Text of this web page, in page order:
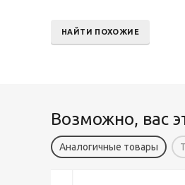
НАЙТИ ПОХОЖИЕ
Возможно, вас
Аналогичные товары